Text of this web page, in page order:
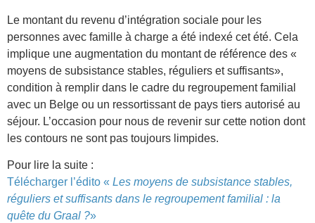
Le montant du revenu d’intégration sociale pour les
personnes avec famille à charge a été indexé cet été. Cela
implique une augmentation du montant de référence des «
moyens de subsistance stables, réguliers et suffisants»,
condition à remplir dans le cadre du regroupement familial
avec un Belge ou un ressortissant de pays tiers autorisé au
séjour. L’occasion pour nous de revenir sur cette notion dont
les contours ne sont pas toujours limpides.
Pour lire la suite :
Télécharger l’édito « Les moyens de subsistance stables,
réguliers et suffisants dans le regroupement familial : la
quête du Graal ?»